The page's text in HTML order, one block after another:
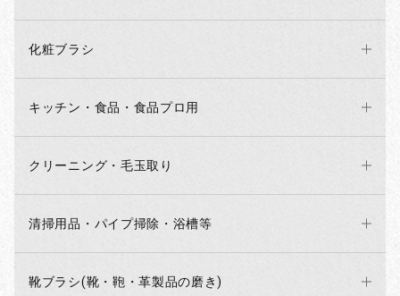
化粧ブラシ
キッチン・食品・食品プロ用
クリーニング・毛玉取り
清掃用品・パイプ掃除・浴槽等
靴ブラシ(靴・鞄・革製品の磨き)